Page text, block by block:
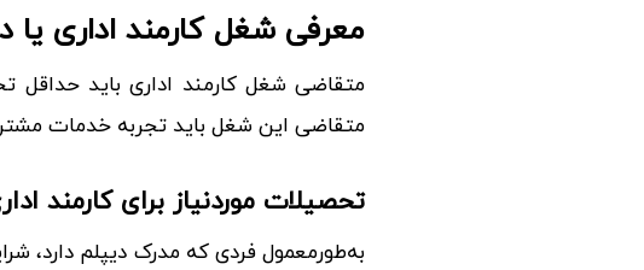
معرفی شغل کارمند اداری یا
متقاضی شغل کارمند اداری باید حداقل
متقاضی این شغل باید تجربه خدمات
تحصیلات موردنیاز برای کارمند
به‌طورمعمول فردی که مدرک دیپلم دارد،